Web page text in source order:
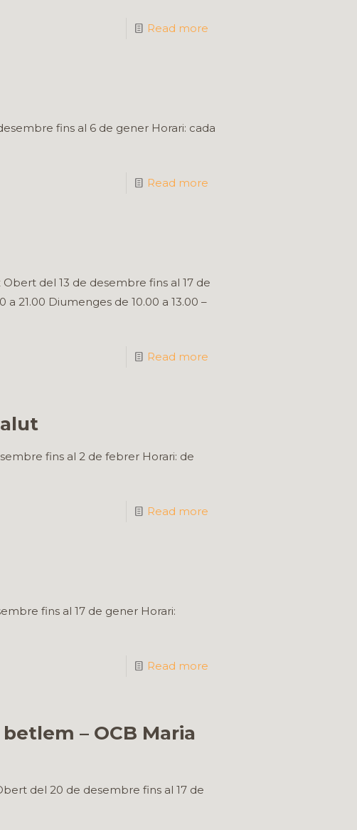
Read more
fins al 6 de gener Horari: cada
Read more
del 13 de desembre fins al 17 de
21.00 Diumenges de 10.00 a 13.00 –
Read more
fins al 2 de febrer Horari: de
Read more
fins al 17 de gener Horari:
Read more
– OCB Maria
del 20 de desembre fins al 17 de